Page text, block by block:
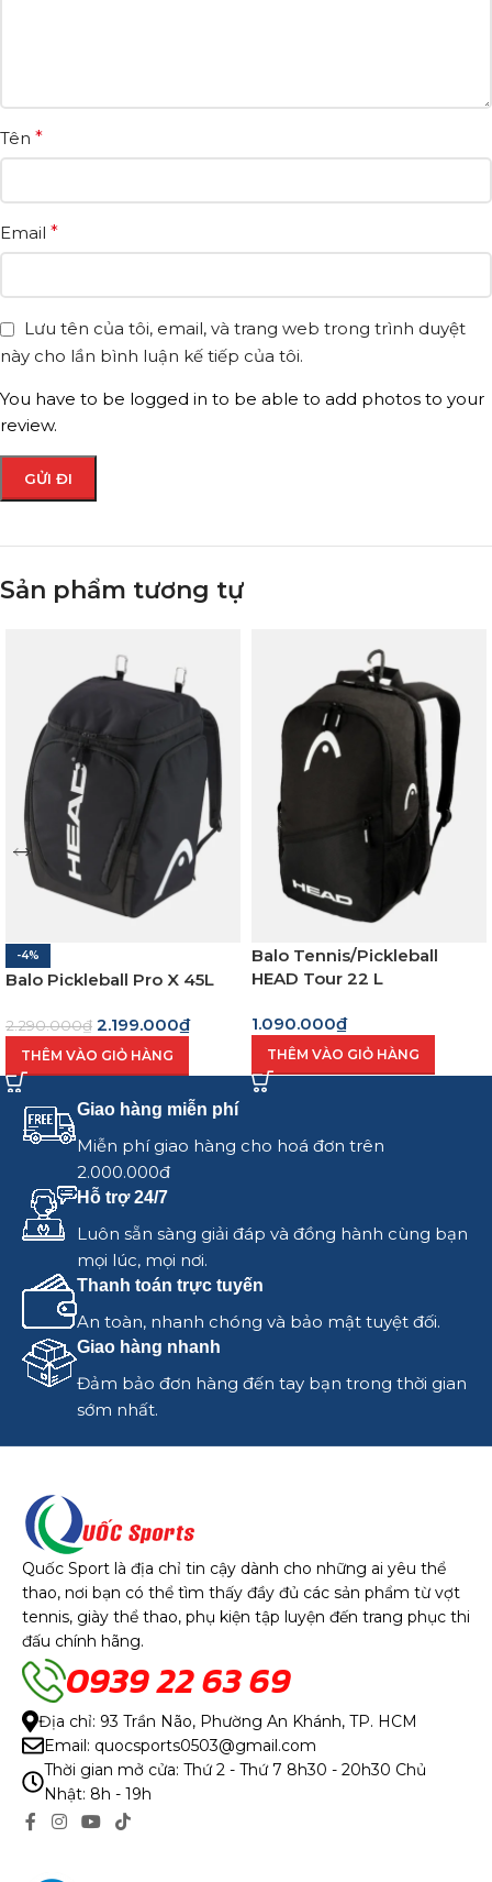
Tên *
Email *
Lưu tên của tôi, email, và trang web trong trình duyệt
này cho lần bình luận kế tiếp của tôi.
You have to be logged in to be able to add photos to your
review.
Sản phẩm tương tự
-4%
Balo Pickleball Pro X 45L
2.290.000₫ 2.199.000₫
THÊM VÀO GIỎ HÀNG
Balo Tennis/Pickleball
HEAD Tour 22 L
1.090.000₫
THÊM VÀO GIỎ HÀNG
Giao hàng miễn phí
Miễn phí giao hàng cho hoá đơn trên
2.000.000đ
Hỗ trợ 24/7
Luôn sẵn sàng giải đáp và đồng hành cùng bạn
mọi lúc, mọi nơi.
Thanh toán trực tuyến
An toàn, nhanh chóng và bảo mật tuyệt đối.
Giao hàng nhanh
Đảm bảo đơn hàng đến tay bạn trong thời gian
sớm nhất.
Quốc Sport là địa chỉ tin cậy dành cho những ai yêu thể
thao, nơi bạn có thể tìm thấy đầy đủ các sản phẩm từ vợt
tennis, giày thể thao, phụ kiện tập luyện đến trang phục thi
đấu chính hãng.
0939 22 63 69
Địa chỉ: 93 Trần Não, Phường An Khánh, TP. HCM
Email: quocsports0503@gmail.com
Thời gian mở cửa: Thứ 2 - Thứ 7 8h30 - 20h30 Chủ
Nhật: 8h - 19h